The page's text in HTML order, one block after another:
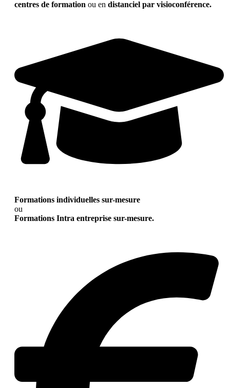
centres de formation ou en distanciel par visioconférence.
Formations individuelles sur-mesure
ou
Formations Intra entreprise sur-mesure.